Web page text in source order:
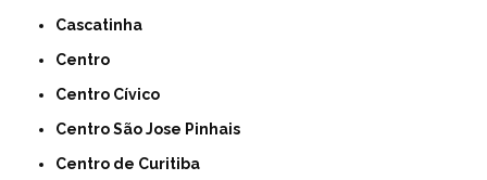
Cascatinha
Centro
Centro Cívico
Centro São Jose Pinhais
Centro de Curitiba